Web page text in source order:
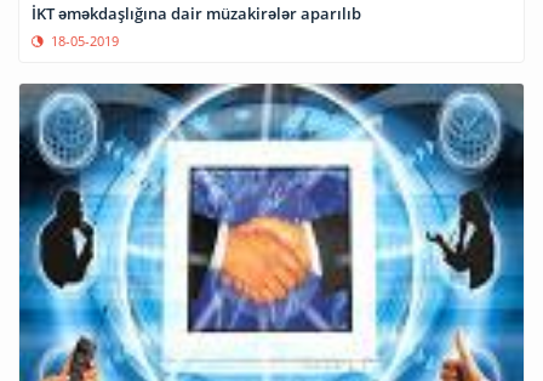
İKT əməkdaşlığına dair müzakirələr aparılıb
18-05-2019